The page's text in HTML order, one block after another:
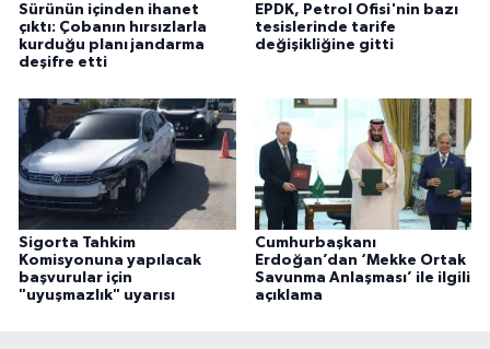
Sürünün içinden ihanet
çıktı: Çobanın hırsızlarla
kurduğu planı jandarma
deşifre etti
EPDK, Petrol Ofisi'nin bazı
tesislerinde tarife
değişikliğine gitti
Sigorta Tahkim
Komisyonuna yapılacak
başvurular için
"uyuşmazlık" uyarısı
Cumhurbaşkanı
Erdoğan’dan ‘Mekke Ortak
Savunma Anlaşması’ ile ilgili
açıklama